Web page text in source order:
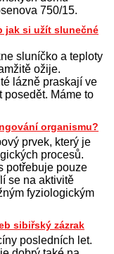
750/15.
jak si užít slunečné
sluníčko a teploty
ožije.
lázně praskají ve
posedět. Máme to
organismu?
prvek, který je
procesů.
potřebuje pouze
se na aktivitě
fyziologickým
sibiřský zázrak
posledních let.